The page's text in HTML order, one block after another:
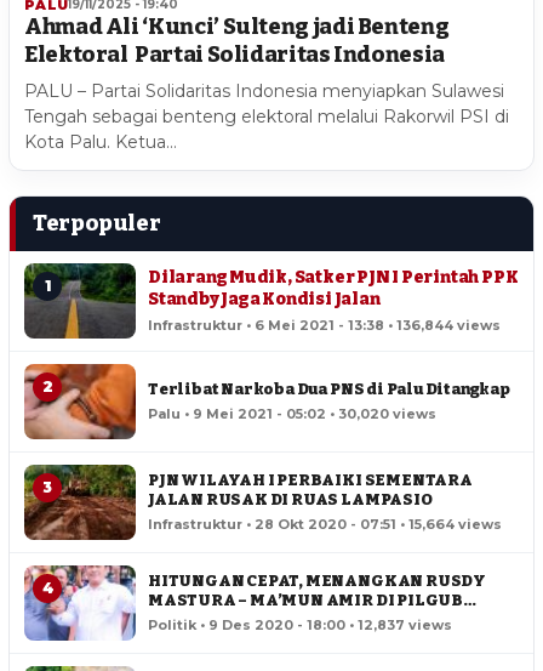
PALU19/11/2025 - 19:40
Ahmad Ali ‘Kunci’ Sulteng jadi Benteng
Elektoral Partai Solidaritas Indonesia
PALU – Partai Solidaritas Indonesia menyiapkan Sulawesi
Tengah sebagai benteng elektoral melalui Rakorwil PSI di
Kota Palu. Ketua…
Terpopuler
1
Dilarang Mudik, Satker PJN I Perintah PPK
Standby Jaga Kondisi Jalan
Infrastruktur • 6 Mei 2021 - 13:38 • 136,844 views
2 Terlibat Narkoba Dua PNS di Palu Ditangkap
Palu • 9 Mei 2021 - 05:02 • 30,020 views
3
PJN WILAYAH I PERBAIKI SEMENTARA
JALAN RUSAK DI RUAS LAMPASIO
Infrastruktur • 28 Okt 2020 - 07:51 • 15,664 views
4
HITUNGAN CEPAT, MENANGKAN RUSDY
MASTURA – MA’MUN AMIR DI PILGUB
SULTENG
Politik • 9 Des 2020 - 18:00 • 12,837 views